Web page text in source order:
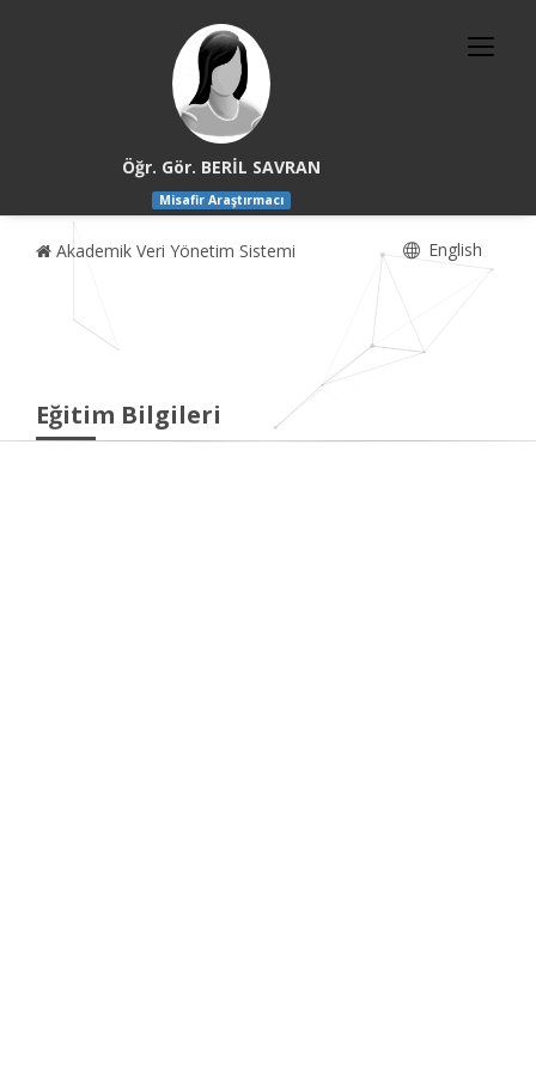
Öğr. Gör. BERİL SAVRAN
Misafir Araştırmacı
Akademik Veri Yönetim Sistemi English
Eğitim Bilgileri